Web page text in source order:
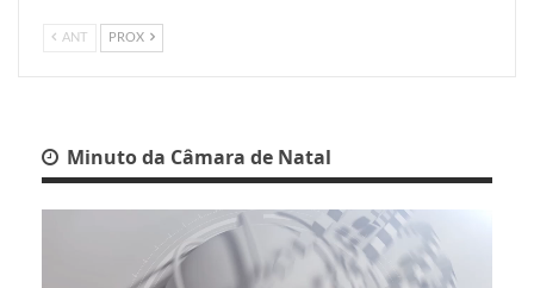
ANT PROX
Minuto da Câmara de Natal